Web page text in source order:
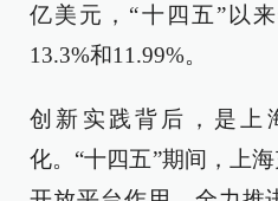
亿美元，“十四五”以
13.3%和11.99%。
创新实践背后，是上
化。“十四五”期间，上